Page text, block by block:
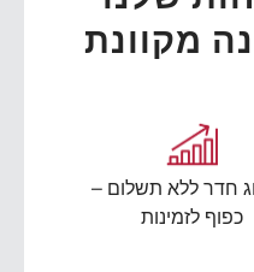
מקוונת
חדר ללא תשלום –
כפוף לזמינות